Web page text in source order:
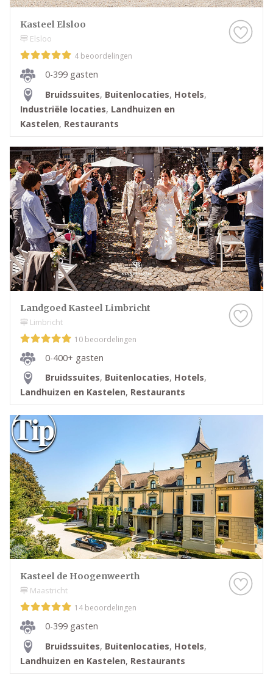
Kasteel Elsloo
Elsloo
4 beoordelingen
0-399 gasten
Bruidssuites, Buitenlocaties, Hotels,
Industriële locaties, Landhuizen en
Kastelen, Restaurants
Landgoed Kasteel Limbricht
Limbricht
10 beoordelingen
0-400+ gasten
Bruidssuites, Buitenlocaties, Hotels,
Landhuizen en Kastelen, Restaurants
Kasteel de Hoogenweerth
Maastricht
14 beoordelingen
0-399 gasten
Bruidssuites, Buitenlocaties, Hotels,
Landhuizen en Kastelen, Restaurants